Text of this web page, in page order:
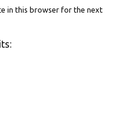
in this browser for the next